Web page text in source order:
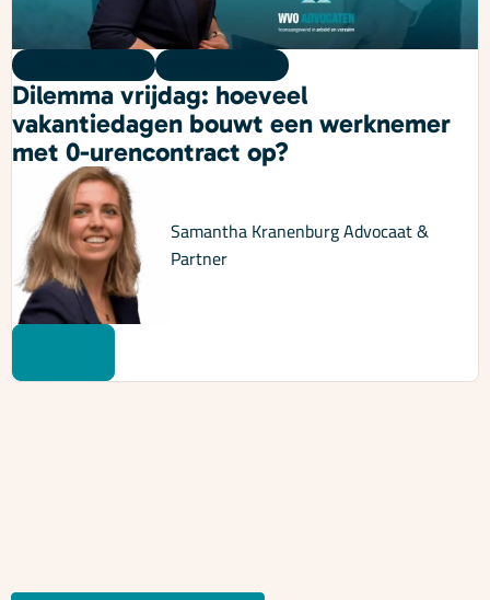
Dilemma vrijdag: hoeveel
vakantiedagen bouwt een werknemer
met 0-urencontract op?
Samantha KranenburgAdvocaat &
Partner